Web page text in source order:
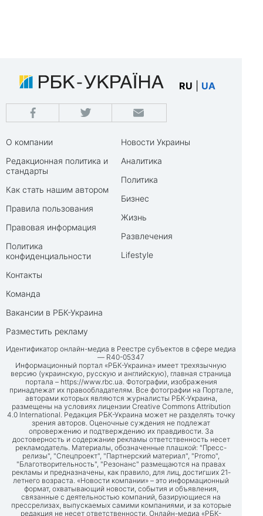
RU UA
О компании
Редакционная политика и
стандарты
Как стать нашим автором
Правила пользования
Правовая информация
Политика
конфиденциальности
Контакты
Команда
Вакансии в РБК-Украина
Разместить рекламу
Новости Украины
Аналитика
Политика
Бизнес
Жизнь
Развлечения
Lifestyle
Идентификатор онлайн-медиа в Реестре субъектов в сфере медиа
— R40-05347
Информационный портал «РБК-Украина» имеет трехязычную
версию (украинскую, русскую и английскую), главная страница
портала – https://www.rbc.ua. Фотографии, изображения
принадлежат их правообладателям. Все фотографии на Портале,
авторами которых являются журналисты РБК-Украина,
размещены на условиях лицензии Creative Commons Attribution
4.0 International. Редакция РБК-Украина может не разделять точку
зрения авторов. Оценочные суждения не подлежат
опровержению и подтверждению их правдивости. За
достоверность и содержание рекламы ответственность несет
рекламодатель. Материалы, обозначенные плашкой: "Пресс-
релизы", "Спецпроект", "Партнерский материал", "Promo",
"Благотворительность", "Резонанс" размещаются на правах
рекламы и предназначены, как правило, для лиц, достигших 21-
летнего возраста. «Новости компании» – это информационный
формат, охватывающий новости, события и объявления,
связанные с деятельностью компаний, базирующиеся на
прессрелизах, выпускаемых самими компаниями, и за которые
редакция не несет ответственности. Онлайн-медиа «РБК-